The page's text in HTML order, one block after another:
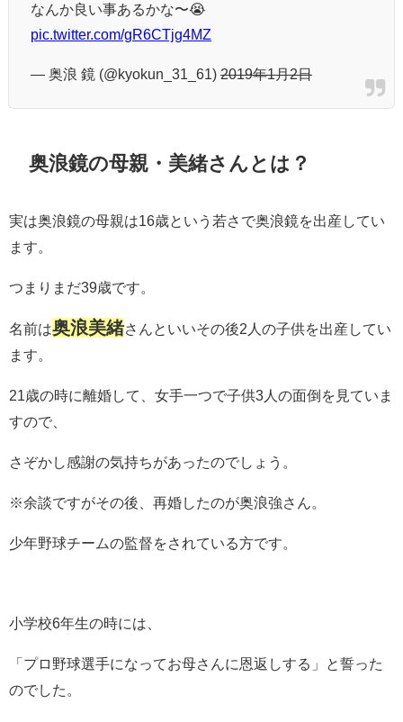
なんか良い事あるかな〜😭
pic.twitter.com/gR6CTjg4MZ
— 奥浪 鏡 (@kyokun_31_61) 2019年1月2日
奥浪鏡の母親・美緒さんとは？
実は奥浪鏡の母親は16歳という若さで奥浪鏡を出産してい
ます。
つまりまだ39歳です。
名前は奥浪美緒さんといいその後2人の子供を出産してい
ます。
21歳の時に離婚して、女手一つで子供3人の面倒を見ていま
すので、
さぞかし感謝の気持ちがあったのでしょう。
※余談ですがその後、再婚したのが奥浪強さん。
少年野球チームの監督をされている方です。
小学校6年生の時には、
「プロ野球選手になってお母さんに恩返しする」と誓った
のでした。